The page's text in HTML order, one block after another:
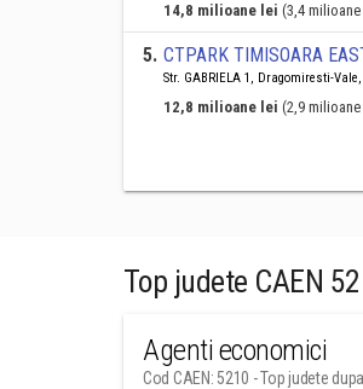
14,8 milioane lei (3,4
5. CTPARK TIMISOARA
Str. GABRIELA 1, Dragomiresti-
12,8 milioane lei (2,9
Top judete CAEN
Agenti economici
Cod CAEN: 5210 - Top judete